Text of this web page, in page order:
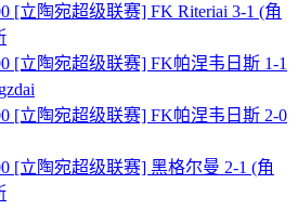
[立陶宛超级联赛] FK Riteriai 3-1 (角
[立陶宛超级联赛] FK帕涅韦日斯 1-1
[立陶宛超级联赛] FK帕涅韦日斯 2-0
[立陶宛超级联赛] 黑格尔曼 2-1 (角